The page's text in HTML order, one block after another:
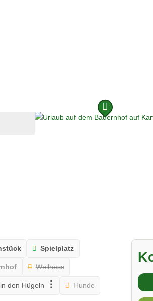
Spielplatz
Wellness
den Hügeln Hunde